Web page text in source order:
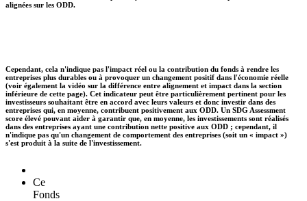
alignées sur les ODD.
Cependant, cela n'indique pas l'impact réel ou la contribution du fonds à rendre les
entreprises plus durables ou à provoquer un changement positif dans l'économie réelle
(voir également la vidéo sur la différence entre alignement et impact dans la section
inférieure de cette page). Cet indicateur peut être particulièrement pertinent pour les
investisseurs souhaitant être en accord avec leurs valeurs et donc investir dans des
entreprises qui, en moyenne, contribuent positivement aux ODD. Un SDG Assessment
score élevé pouvant aider à garantir que, en moyenne, les investissements sont réalisés
dans des entreprises ayant une contribution nette positive aux ODD ; cependant, il
n'indique pas qu'un changement de comportement des entreprises (soit un « impact »)
s'est produit à la suite de l'investissement.
Ce
Fonds